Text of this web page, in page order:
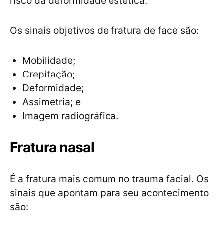
Os sinais objetivos de fratura de face são:
Mobilidade;
Crepitação;
Deformidade;
Assimetria; e
Imagem radiográfica.
Fratura nasal
É a fratura mais comum no trauma facial. Os
sinais que apontam para seu acontecimento
são: